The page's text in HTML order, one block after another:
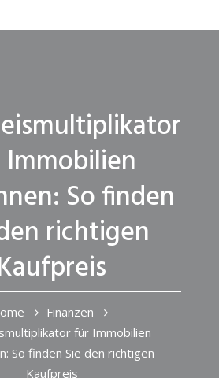
So finden
richtigen
Finanzen
für Immobilien
So finden Sie den richtigen
Kaufpreis